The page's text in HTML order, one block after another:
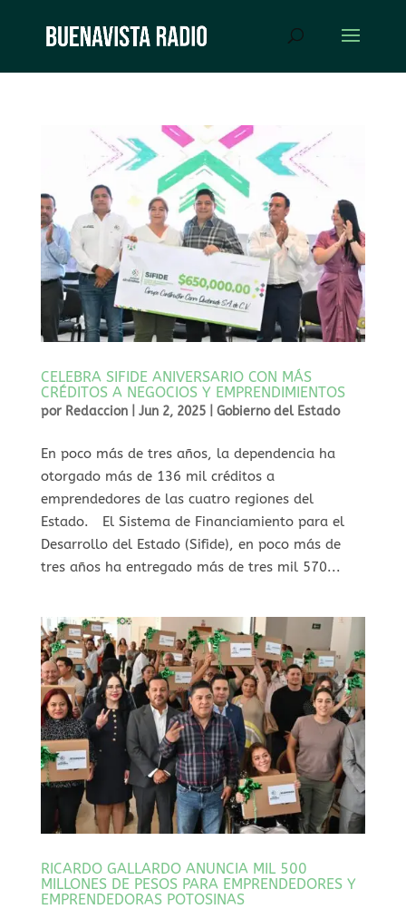
CELEBRA SIFIDE ANIVERSARIO CON MÁS
CRÉDITOS A NEGOCIOS Y EMPRENDIMIENTOS
por Redaccion| Jun 2, 2025| Gobierno del Estado
⁠En poco más de tres años, la dependencia ha
otorgado más de 136 mil créditos a
emprendedores de las cuatro regiones del
Estado. El Sistema de Financiamiento para el
Desarrollo del Estado (Sifide), en poco más de
tres años ha entregado más de tres mil 570...
RICARDO GALLARDO ANUNCIA MIL 500
MILLONES DE PESOS PARA EMPRENDEDORES Y
EMPRENDEDORAS POTOSINAS